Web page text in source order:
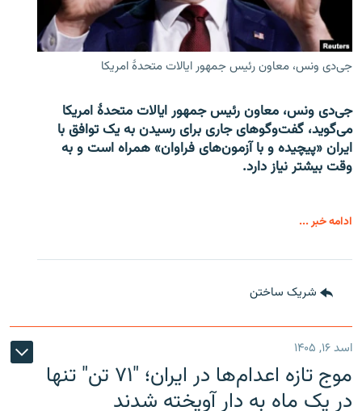
جی‌دی ونس، معاون رئیس جمهور ایالات متحدۀ امریکا
جی‌دی ونس، معاون رئیس جمهور ایالات متحدۀ امریکا
می‌گوید، گفت‌وگوهای جاری برای رسیدن به یک توافق با
ایران «پیچیده و با آزمون‌های فراوان» همراه است و به
وقت بیشتر نیاز دارد.
ادامه خبر ...
شریک ساختن
اسد ۱۶, ۱۴۰۵
موج تازه اعدام‌ها در ایران؛ "۷۱ تن" تنها
در یک ماه به دار آویخته شدند